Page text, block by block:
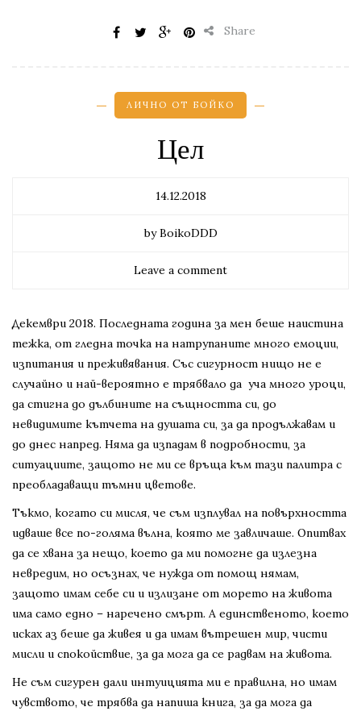
Share
ЛИЧНО ОТ БОЙКО
Цел
14.12.2018
by BoikoDDD
Leave a comment
Декември 2018. Последната година за мен беше наистина
тежка, от гледна точка на натрупаните много емоции,
изпитания и преживявания. Със сигурност нищо не е
случайно и най-вероятно е трябвало да уча много уроци,
да стигна до дълбините на същността си, до
невидимите кътчета на душата си, за да продължавам и
до днес напред. Няма да изпадам в подробности, за
ситуациите, защото не ми се връща към тази палитра с
преобладаващи тъмни цветове.
Тъкмо, когато си мисля, че съм изплувал на повърхността
идваше все по-голяма вълна, която ме завличаше. Опитвах
да се хвана за нещо, което да ми помогне да излезна
невредим, но осъзнах, че нужда от помощ нямам,
защото имам себе си и излизане от морето на живота
има само едно – наречено смърт. А единственото, което
исках аз беше да живея и да имам вътрешен мир, чисти
мисли и спокойствие, за да мога да се радвам на живота.
Не съм сигурен дали интуицията ми е правилна, но имам
чувството, че трябва да напиша книга, за да мога да